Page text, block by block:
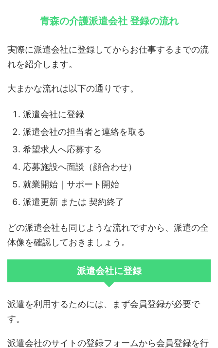
青森の介護派遣会社 登録の流れ
実際に派遣会社に登録してからお仕事するまでの流
れを紹介します。
大まかな流れは以下の通りです。
派遣会社に登録
派遣会社の担当者と連絡を取る
希望求人へ応募する
応募施設へ面談（顔合わせ）
就業開始｜サポート開始
派遣更新 または 契約終了
どの派遣会社も同じような流れですから、派遣の全
体像を確認しておきましょう。
派遣会社に登録
派遣を利用するためには、まず会員登録が必要で
す。
派遣会社のサイトの登録フォームから会員登録を行